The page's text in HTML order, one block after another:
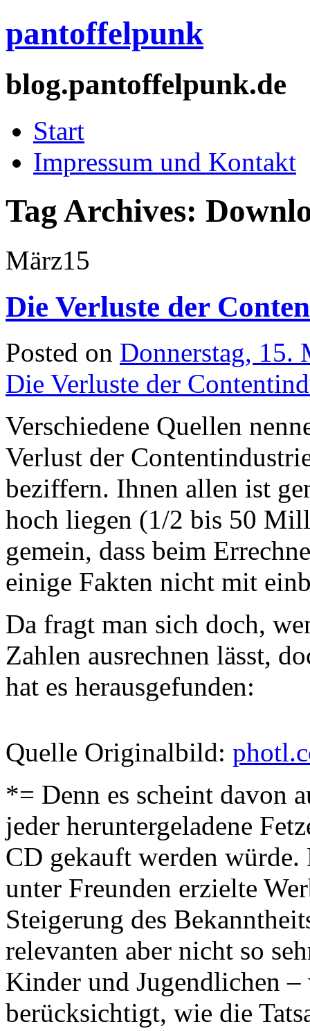
pantoffelpunk
blog.pantoffelpunk.de
Start
Impressum und Kontakt
Tag Archives:
März15
Die Verluste der
Posted on Donnerstag, 15.
Die Verluste der
Verschiedene Quellen
Verlust der
beziffern. Ihnen allen ist
hoch liegen (1/2 bis 50
gemein, dass beim
einige Fakten nicht mit
Da fragt man sich doch,
Zahlen ausrechnen lässt,
hat es herausgefunden:
Quelle Originalbild:
*= Denn es scheint davon
jeder heruntergeladene
CD gekauft werden
unter Freunden erzielte
Steigerung des
relevanten aber nicht so
Kinder und Jugendlichen
berücksichtigt, wie die